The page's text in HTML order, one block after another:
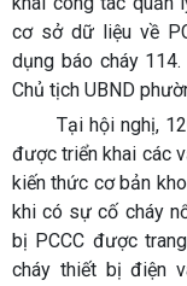
cơ sở dữ liệu về
dụng báo cháy
Chủ tịch UBND
Tại hội nghị, 120
được triển khai các
kiến thức cơ bản
khi có sự cố cháy
bị PCCC được
cháy thiết bị điện